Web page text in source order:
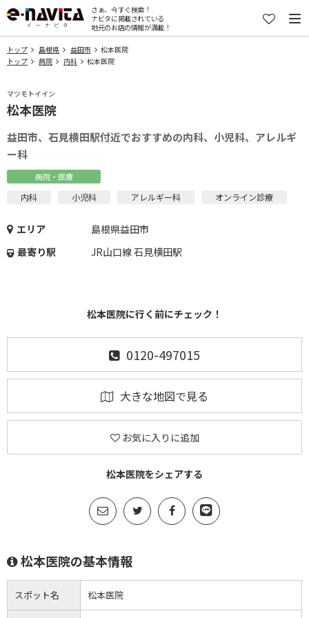
さぁ、今すぐ検索！
ナビタに掲載されている
地元のお店の情報が満載！
トップ 島根県 益田市
松本医院
トップ
病院 内科 松本医院
マツモトイイン
松本医院
益田市、石見横田駅付近でおすすめの内科、小児科、アレルギ
ー科
病院・医療
内科 小児科 アレルギー科 オンライン診療
エリア
島根県益田市
最寄り駅
JR山口線 石見横田駅
松本医院に行く前にチェック！
0120-497015
大きな地図で見る
お気に入りに追加
松本医院をシェアする
松本医院の基本情報
スポット名 松本医院